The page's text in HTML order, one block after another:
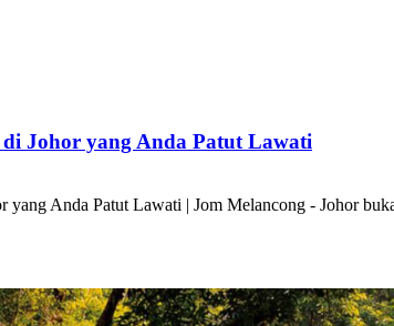
Johor yang Anda Patut Lawati
yang Anda Patut Lawati | Jom Melancong - Johor